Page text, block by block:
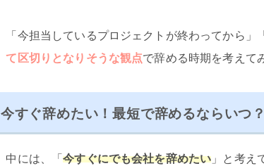
「今担当しているプロジェクトが終わってから」
て区切りとなりそうな観点で辞める時期を考えて
今すぐ辞めたい！最短で辞めるならいつ？
中には、「今すぐにでも会社を辞めたい 」と考え